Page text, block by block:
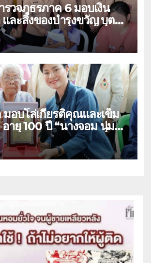
วจภูธรภาค 6 มอบเงิน
และสิ่งของบำรุงขวัญ บุตร-
อบโล่เกียรติคุณและเข็ม
ปี “นางจอม นุ่ม
ลบ้านกร่าง อำเภอเมือง